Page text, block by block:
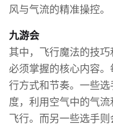
风与气流的精准操控。
九游会
其中，飞行魔法的技
必须掌握的核心内容
行方式和节奏。一些
度，利用空气中的气
飞行。而另一些选手